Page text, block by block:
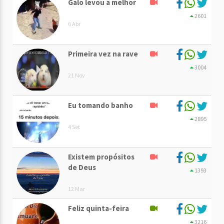
Galo levou a melhor
6 Abr
2601
Primeira vez na rave
21 Nov
3004
Eu tomando banho
4 Set
2895
Existem propósitos
de Deus
12 Mar
1393
Feliz quinta-feira
3216